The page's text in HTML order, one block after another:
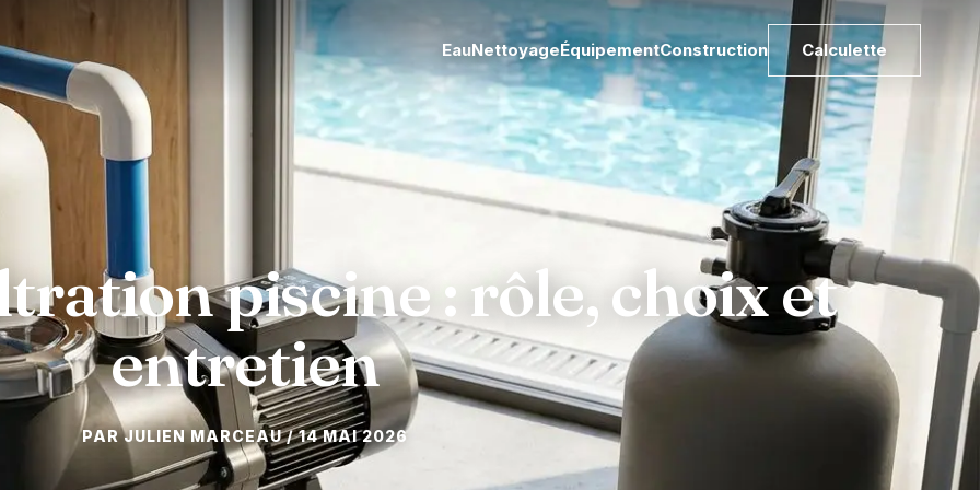
EauNettoyageÉquipementConstruction Calculette
piscine : rôle, choix et
entretien
14 MAI 2026